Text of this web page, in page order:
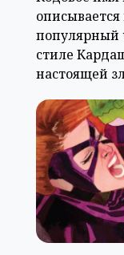
популярный
стиле
настоящей